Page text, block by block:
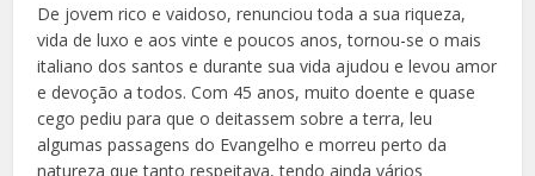
De jovem rico e vaidoso, renunciou toda a sua riqueza,
vida de luxo e aos vinte e poucos anos, tornou-se o mais
italiano dos santos e durante sua vida ajudou e levou amor
e devoção a todos. Com 45 anos, muito doente e quase
cego pediu para que o deitassem sobre a terra, leu
algumas passagens do Evangelho e morreu perto da
natureza que tanto respeitava, tendo ainda vários